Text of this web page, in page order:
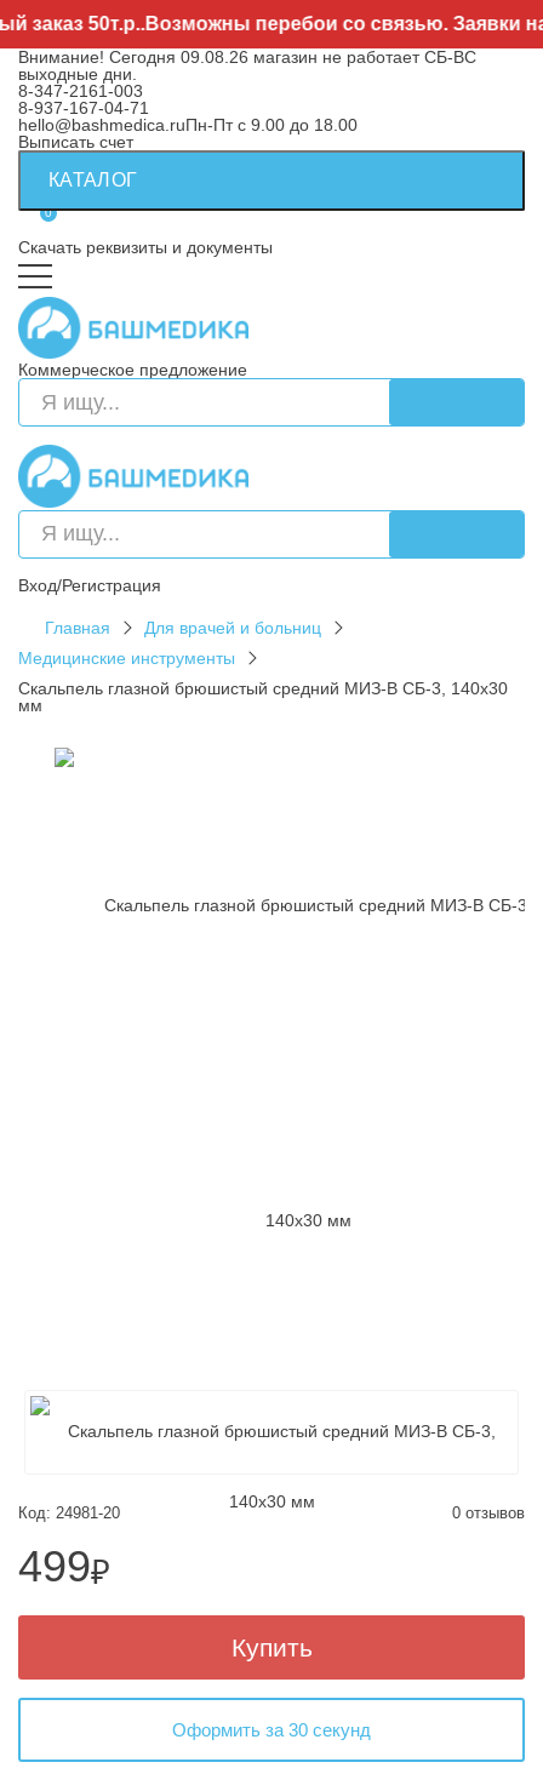
50т.р..Возможны перебои со связью. Заявки
Внимание! Сегодня 09.08.26 магазин не работает СБ-ВС
выходные дни.
8-347-2161-003
8-937-167-04-71
hello@bashmedica.ruПн-Пт с 9.00 до 18.00
Выписать счет
КАТАЛОГ
0
Скачать реквизиты и документы
Коммерческое предложение
Вход/Регистрация
Главная
Для врачей и больниц
Медицинские инструменты
Скальпель глазной брюшистый средний МИЗ-В СБ-3, 140x30
мм
Код: 24981-20 0 отзывов
499₽
Купить
Оформить за 30 секунд